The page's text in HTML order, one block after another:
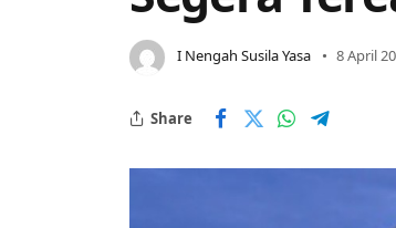
I Nengah Susila Yasa 8 April
Share